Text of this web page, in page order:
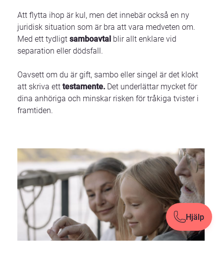
Att flytta ihop är kul, men det innebär också en ny
juridisk situation som är bra att vara medveten om.
Med ett tydligt samboavtal blir allt enklare vid
separation eller dödsfall.
Oavsett om du är gift, sambo eller singel är det klokt
att skriva ett testamente. Det underlättar mycket för
dina anhöriga och minskar risken för tråkiga tvister i
framtiden.
Hjälp
Hjälp
Stäng